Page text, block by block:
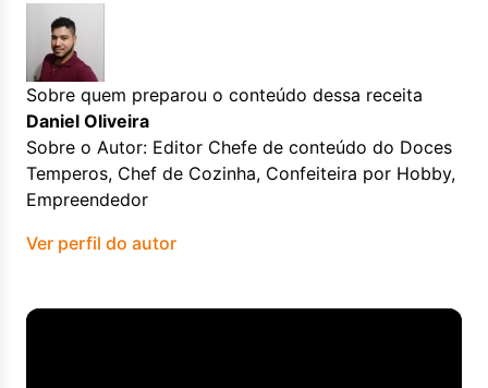
Sobre quem preparou o conteúdo dessa receita
Daniel Oliveira
Sobre o Autor: Editor Chefe de conteúdo do Doces
Temperos, Chef de Cozinha, Confeiteira por Hobby,
Empreendedor
Ver perfil do autor